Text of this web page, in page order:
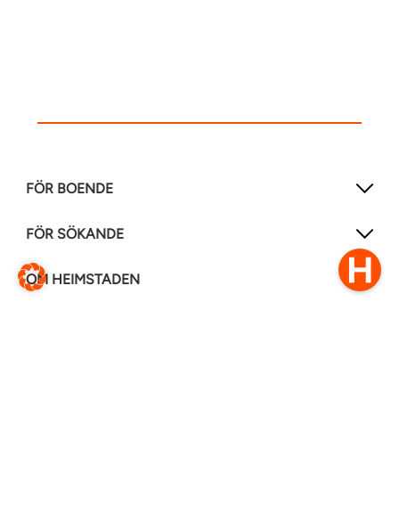
FÖR BOENDE
FÖR SÖKANDE
OM HEIMSTADEN